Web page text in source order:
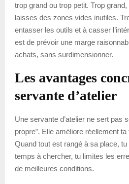
trop grand ou trop petit. Trop
laisses des zones vides inutiles.
entasser les outils et à casser
est de prévoir une marge
achats, sans surdimensionner.
Les avantages
servante d’atelier
Une servante d’atelier ne sert pas
propre”. Elle améliore réellement
Quand tout est rangé à sa place,
temps à chercher, tu limites les
de meilleures conditions.